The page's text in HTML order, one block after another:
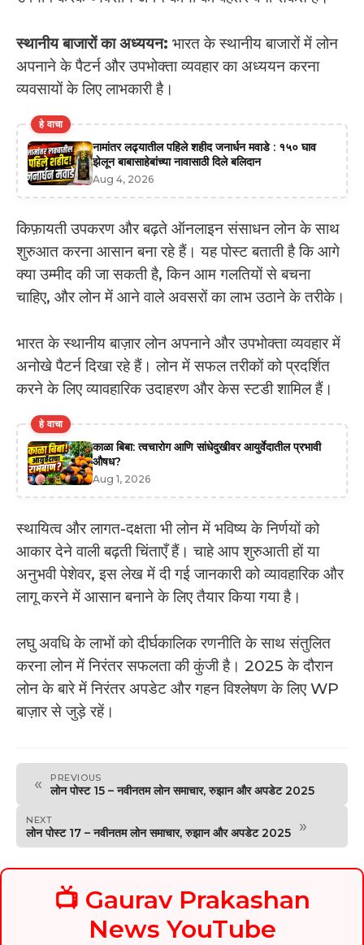
स्थानीय बाजारों का अध्ययन: भारत के स्थानीय बाजारों में लोन
अपनाने के पैटर्न और उपभोक्ता व्यवहार का अध्ययन करना
व्यवसायों के लिए लाभकारी है।
हे वाचा
नामांतर लढ्यातील पहिले शहीद जनार्धन मवाडे : १५० घाव
झेलून बाबासाहेबांच्या नावासाठी दिले बलिदान
Aug 4, 2026
किफ़ायती उपकरण और बढ़ते ऑनलाइन संसाधन लोन के साथ
शुरुआत करना आसान बना रहे हैं। यह पोस्ट बताती है कि आगे
क्या उम्मीद की जा सकती है, किन आम गलतियों से बचना
चाहिए, और लोन में आने वाले अवसरों का लाभ उठाने के तरीके।
भारत के स्थानीय बाज़ार लोन अपनाने और उपभोक्ता व्यवहार में
अनोखे पैटर्न दिखा रहे हैं। लोन में सफल तरीकों को प्रदर्शित
करने के लिए व्यावहारिक उदाहरण और केस स्टडी शामिल हैं।
हे वाचा
काळा बिबा: त्वचारोग आणि सांधेदुखीवर आयुर्वेदातील प्रभावी
औषध?
Aug 1, 2026
स्थायित्व और लागत-दक्षता भी लोन में भविष्य के निर्णयों को
आकार देने वाली बढ़ती चिंताएँ हैं। चाहे आप शुरुआती हों या
अनुभवी पेशेवर, इस लेख में दी गई जानकारी को व्यावहारिक और
लागू करने में आसान बनाने के लिए तैयार किया गया है।
लघु अवधि के लाभों को दीर्घकालिक रणनीति के साथ संतुलित
करना लोन में निरंतर सफलता की कुंजी है। 2025 के दौरान
लोन के बारे में निरंतर अपडेट और गहन विश्लेषण के लिए WP
बाज़ार से जुड़े रहें।
« PREVIOUS
लोन पोस्ट 15 – नवीनतम लोन समाचार, रुझान और अपडेट 2025
NEXT
लोन पोस्ट 17 – नवीनतम लोन समाचार, रुझान और अपडेट 2025 »
📺 Gaurav Prakashan
News YouTube